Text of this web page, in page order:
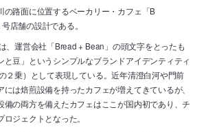
の路面に位置するベーカリー・カフェ「B
店舗の設計である。
、運営会社「Bread + Bean」の頭文字をとったも
と豆」というシンプルなブランドアイデンティティ
２乗）として表現している。近年清澄白河や門前
は焙煎設備を持ったカフェが増えてきているが、
備の両方を備えたカフェはここが国内初であり、チ
ジェクトとなった。